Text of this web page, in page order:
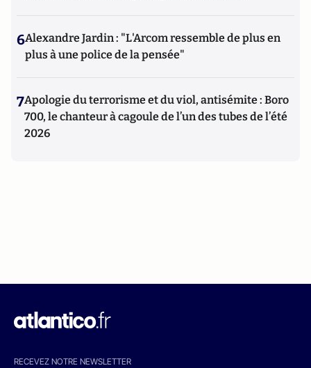
6Alexandre Jardin : "L'Arcom ressemble de plus en
plus à une police de la pensée"
7Apologie du terrorisme et du viol, antisémite : Boro
700, le chanteur à cagoule de l’un des tubes de l’été
2026
RECEVEZ NOTRE NEWSLETTER